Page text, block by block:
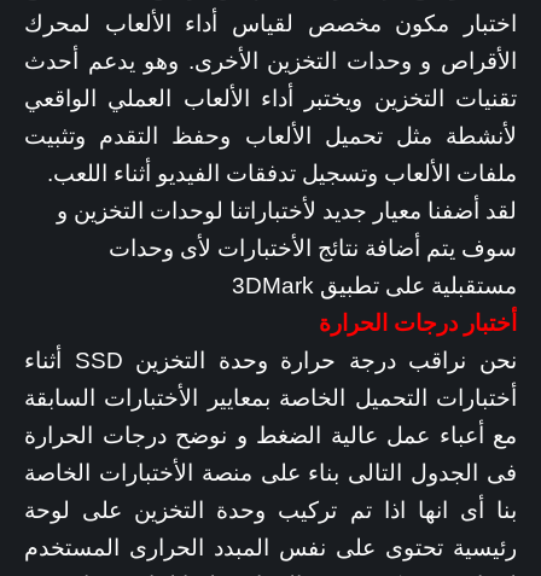
اختبار مكون مخصص لقياس أداء الألعاب لمحرك
الأقراص و وحدات التخزين الأخرى. وهو يدعم أحدث
تقنيات التخزين ويختبر أداء الألعاب العملي الواقعي
لأنشطة مثل تحميل الألعاب وحفظ التقدم وتثبيت
ملفات الألعاب وتسجيل تدفقات الفيديو أثناء اللعب.
لقد أضفنا معيار جديد لأختباراتنا لوحدات التخزين و
سوف يتم أضافة نتائج الأختبارات لأى وحدات
مستقبلية على تطبيق 3DMark
أختبار درجات الحرارة
نحن نراقب درجة حرارة وحدة التخزين SSD أثناء
أختبارات التحميل الخاصة بمعايير الأختبارات السابقة
مع أعباء عمل عالية الضغط و نوضح درجات الحرارة
فى الجدول التالى بناء على منصة الأختبارات الخاصة
بنا أى انها اذا تم تركيب وحدة التخزين على لوحة
رئيسية تحتوى على نفس المبدد الحرارى المستخدم